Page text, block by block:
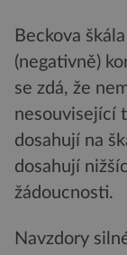
Beckova
(negativně)
se zdá, že
nesouvisející
dosahují na
dosahují
žádoucnosti.
Navzdory